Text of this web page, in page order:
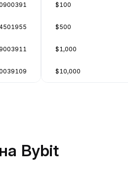
$100
$500
$1,000
$10,000
Bybit